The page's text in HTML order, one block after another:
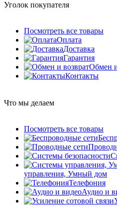
Уголок покупателя
Посмотреть все товары
Оплата
Доставка
Гарантия
Обмен
Контакты
Что мы делаем
Посмотреть все товары
управления, Умный дом
Телефония
Аудио и